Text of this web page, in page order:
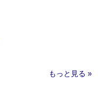
もっと見る »